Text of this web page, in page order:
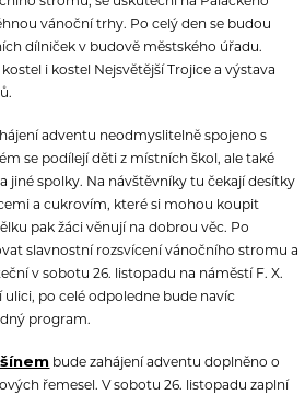
vánoční trhy. Po celý den se budou
dílniček v budově městského úřadu.
i kostel Nejsvětější Trojice a výstava
adventu neodmyslitelně spojeno s
se podílejí děti z místních škol, ale také
jiné spolky. Na návštěvníky tu čekají desítky
a cukrovím, které si mohou koupit
pak žáci věnují na dobrou věc. Po
slavnostní rozsvícení vánočního stromu a
v sobotu 26. listopadu na náměstí F. X.
ulici, po celé odpoledne bude navíc
program.
bude zahájení adventu doplněno o
řemesel. V sobotu 26. listopadu zaplní